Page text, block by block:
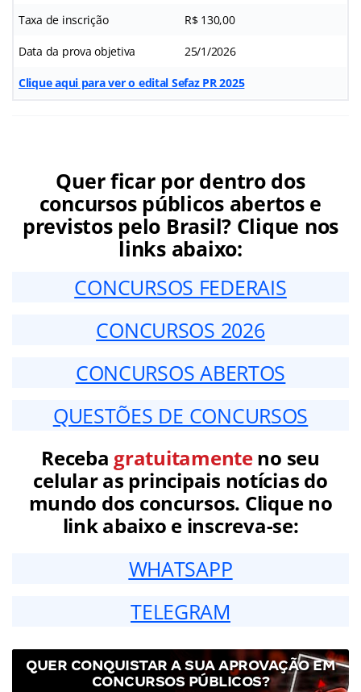
Taxa de inscrição R$ 130,00
Data da prova objetiva 25/1/2026
Clique aqui para ver o edital Sefaz PR 2025
Quer ficar por dentro dos
concursos públicos abertos e
previstos pelo Brasil? Clique nos
links abaixo:
CONCURSOS FEDERAIS
CONCURSOS 2026
CONCURSOS ABERTOS
QUESTÕES DE CONCURSOS
Receba gratuitamenteno seu
celular as principais notícias do
mundo dos concursos. Clique no
link abaixo e inscreva-se:
WHATSAPP
TELEGRAM
QUER CONQUISTAR A SUA APROVAÇÃO EM
CONCURSOS PÚBLICOS?